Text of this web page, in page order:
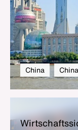
China China